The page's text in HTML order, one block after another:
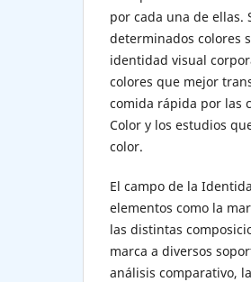
por cada una de
determinados colores
identidad visual
colores que mejor
comida rápida por las
Color y los estudios
color.
El campo de la
elementos como la
las distintas
marca a diversos
análisis comparativo,